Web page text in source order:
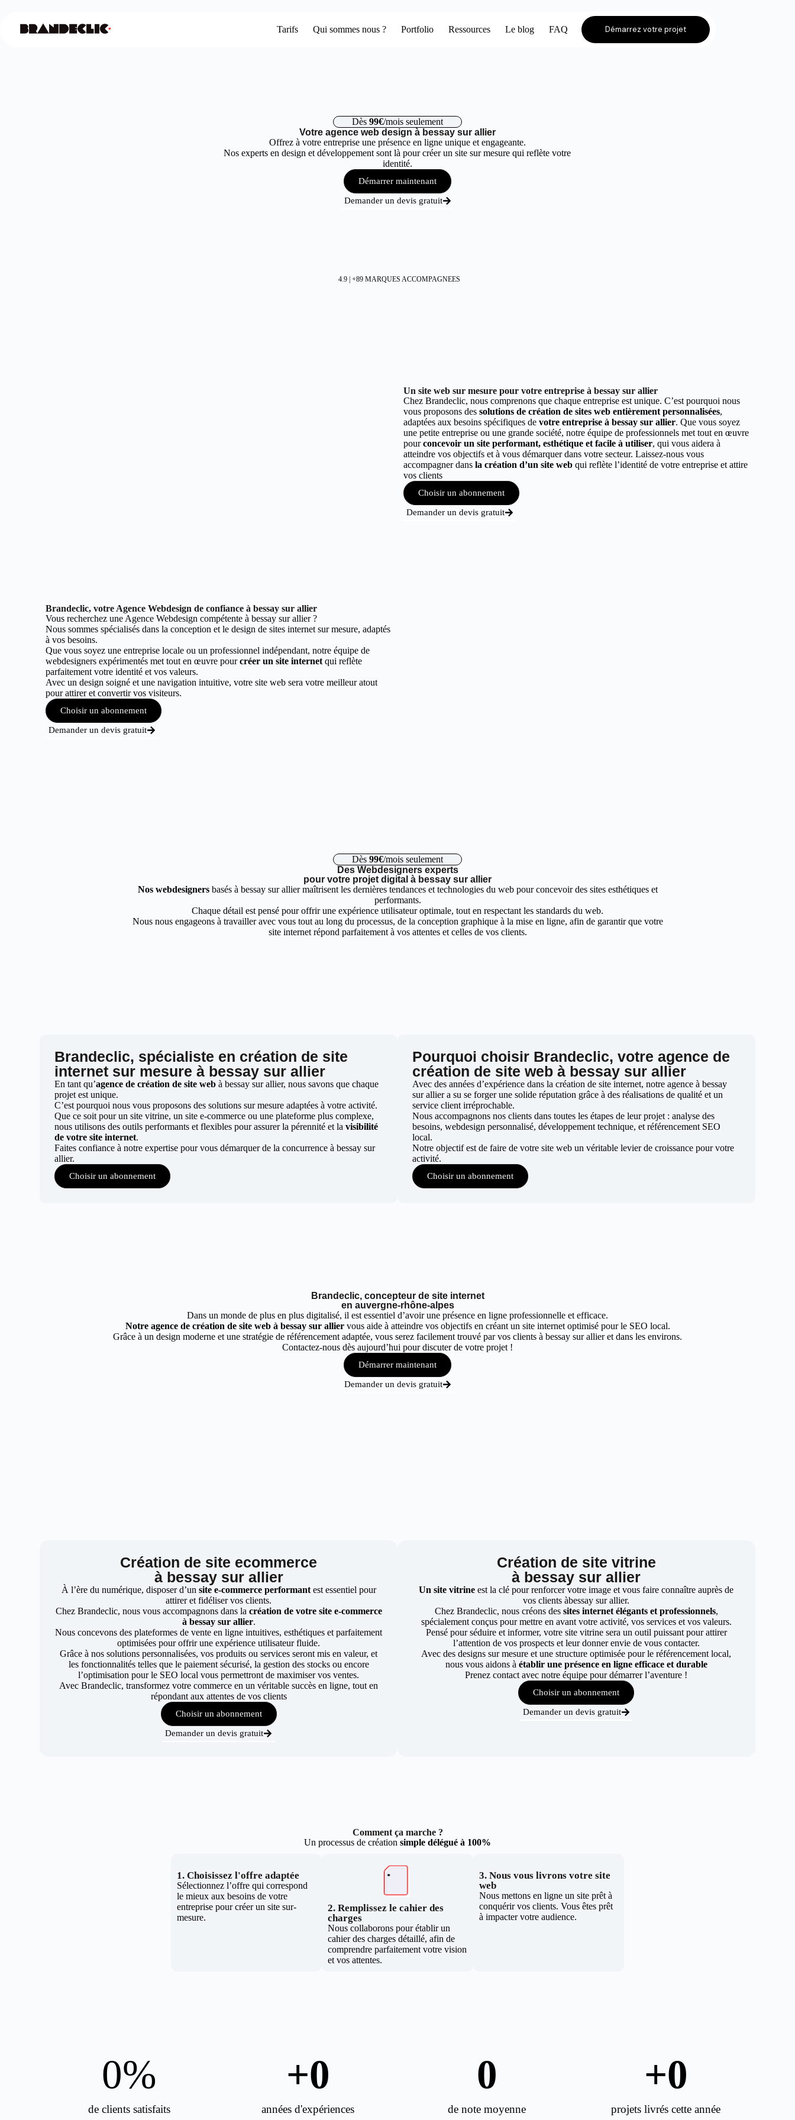
Tarifs Qui sommes nous ? Portfolio Ressources Le blog FAQ Démarrez votre projet
Dès 99€/mois seulement
Votre agence web design à bessay sur allier
Offrez à votre entreprise une présence en ligne unique et engageante.
Nos experts en design et développement sont là pour créer un site sur mesure qui reflète votre
identité.
Démarrer maintenant
Demander un devis gratuit
4.9 | +89 MARQUES ACCOMPAGNEES
Un site web sur mesure pour votre entreprise à bessay sur allier
Chez Brandeclic, nous comprenons que chaque entreprise est unique. C’est pourquoi nous
vous proposons des solutions de création de sites web entièrement personnalisées,
adaptées aux besoins spécifiques de votre entreprise à bessay sur allier. Que vous soyez
une petite entreprise ou une grande société, notre équipe de professionnels met tout en œuvre
pourconcevoir un site performant, esthétique et facile à utiliser, qui vous aidera à
atteindre vos objectifs et à vous démarquer dans votre secteur. Laissez-nous vous
accompagner dans la création d’un site web qui reflète l’identité de votre entreprise et attire
vos clients
Choisir un abonnement
Demander un devis gratuit
Brandeclic, votre Agence Webdesign de confiance à bessay sur allier
Vous recherchez une Agence Webdesign compétente à bessay sur allier ?
Nous sommes spécialisés dans la conception et le design de sites internet sur mesure, adaptés
à vos besoins.
Que vous soyez une entreprise locale ou un professionnel indépendant, notre équipe de
webdesigners expérimentés met tout en œuvre pourcréer un site internetqui reflète
parfaitement votre identité et vos valeurs.
Avec un design soigné et une navigation intuitive, votre site web sera votre meilleur atout
pour attirer et convertir vos visiteurs.
Choisir un abonnement
Demander un devis gratuit
Dès 99€/mois seulement
Des Webdesigners experts
pour votre projet digital à bessay sur allier
Nos webdesignersbasés à bessay sur allier maîtrisent les dernières tendances et technologies du web pour concevoir des sites esthétiques et
performants.
Chaque détail est pensé pour offrir une expérience utilisateur optimale, tout en respectant les standards du web.
Nous nous engageons à travailler avec vous tout au long du processus, de la conception graphique à la mise en ligne, afin de garantir que votre
site internet répond parfaitement à vos attentes et celles de vos clients.
Brandeclic, spécialiste en création de site
internet sur mesure à bessay sur allier
En tant qu’agence de création de site web à bessay sur allier, nous savons que chaque
projet est unique.
C’est pourquoi nous vous proposons des solutions sur mesure adaptées à votre activité.
Que ce soit pour un site vitrine, un site e-commerce ou une plateforme plus complexe,
nous utilisons des outils performants et flexibles pour assurer la pérennité et lavisibilité
de votre site internet.
Faites confiance à notre expertise pour vous démarquer de la concurrence à bessay sur
allier.
Choisir un abonnement
Pourquoi choisir Brandeclic, votre agence de
création de site web à bessay sur allier
Avec des années d’expérience dans la création de site internet, notre agence à bessay
sur allier a su se forger une solide réputation grâce à des réalisations de qualité et un
service client irréprochable.
Nous accompagnons nos clients dans toutes les étapes de leur projet : analyse des
besoins, webdesign personnalisé, développement technique, et référencement SEO
local.
Notre objectif est de faire de votre site web un véritable levier de croissance pour votre
activité.
Choisir un abonnement
Brandeclic, concepteur de site internet
en auvergne-rhône-alpes
Dans un monde de plus en plus digitalisé, il est essentiel d’avoir une présence en ligne professionnelle et efficace.
Notre agence de création de site web à bessay sur alliervous aide à atteindre vos objectifs en créant un site internet optimisé pour le SEO local.
Grâce à un design moderne et une stratégie de référencement adaptée, vous serez facilement trouvé par vos clients à bessay sur allier et dans les environs.
Contactez-nous dès aujourd’hui pour discuter de votre projet !
Démarrer maintenant
Demander un devis gratuit
Création de site ecommerce
à bessay sur allier
À l’ère du numérique, disposer d’un site e-commerce performant est essentiel pour
attirer et fidéliser vos clients.
Chez Brandeclic, nous vous accompagnons dans la création de votre site e-commerce
à bessay sur allier.
Nous concevons des plateformes de vente en ligne intuitives, esthétiques et parfaitement
optimisées pour offrir une expérience utilisateur fluide.
Grâce à nos solutions personnalisées, vos produits ou services seront mis en valeur, et
les fonctionnalités telles que le paiement sécurisé, la gestion des stocks ou encore
l’optimisation pour le SEO local vous permettront de maximiser vos ventes.
Avec Brandeclic, transformez votre commerce en un véritable succès en ligne, tout en
répondant aux attentes de vos clients
Choisir un abonnement
Demander un devis gratuit
Création de site vitrine
à bessay sur allier
Un site vitrine est la clé pour renforcer votre image et vous faire connaître auprès de
vos clients àbessay sur allier.
Chez Brandeclic, nous créons dessites internet élégants et professionnels,
spécialement conçus pour mettre en avant votre activité, vos services et vos valeurs.
Pensé pour séduire et informer, votre site vitrine sera un outil puissant pour attirer
l’attention de vos prospects et leur donner envie de vous contacter.
Avec des designs sur mesure et une structure optimisée pour le référencement local,
nous vous aidons à établir une présence en ligne efficace et durable
Prenez contact avec notre équipe pour démarrer l’aventure !
Choisir un abonnement
Demander un devis gratuit
Comment ça marche ?
Un processus de création simple délégué à 100%
1. Choisissez l'offre adaptée
Sélectionnez l’offre qui correspond
le mieux aux besoins de votre
entreprise pour créer un site sur-
mesure.
2. Remplissez le cahier des
charges
Nous collaborons pour établir un
cahier des charges détaillé, afin de
comprendre parfaitement votre vision
et vos attentes.
3. Nous vous livrons votre site
web
Nous mettons en ligne un site prêt à
conquérir vos clients. Vous êtes prêt
à impacter votre audience.
de clients satisfaits
0%
années d'expériences
+0
de note moyenne
0
projets livrés cette année
+0